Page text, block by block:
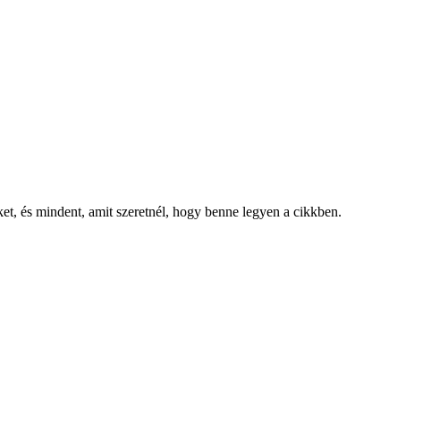
és mindent, amit szeretnél, hogy benne legyen a cikkben.